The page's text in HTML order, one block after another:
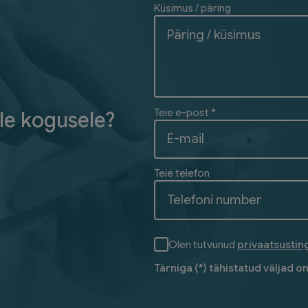
kogusele?
Küsimus / päring
Teie e-post *
Teie telefon
Olen tutvunud
Tärniga (*) tähistatud väljad